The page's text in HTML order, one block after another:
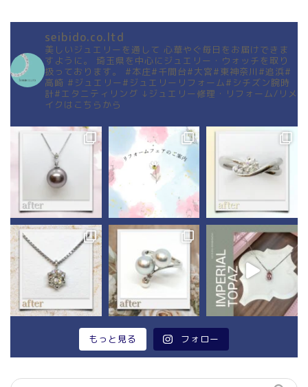
seibido.co.ltd
美しいジュエリーを通して 心華やぐ毎日をお届けできま
すように。
埼玉県を中心にジュエリー・ウォッチを取り
扱っております。
#本庄#千間台#大宮#東神奈川#追浜#
高崎 #ジュエリー#ジュエリーリフォーム#シチズン腕時
計#エタニティリング ↓ジュエリー修理・リフォーム/リメ
イクはこちらから
もっと見る フォロー